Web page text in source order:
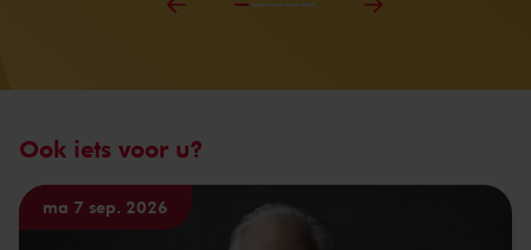
Ook iets voor u?
ma 7 sep. 2026